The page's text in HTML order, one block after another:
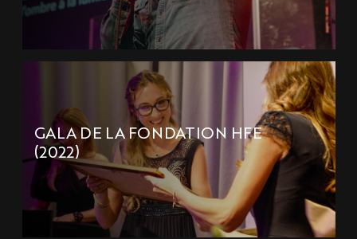
GALA DE LA FONDATION HFE
(2022)